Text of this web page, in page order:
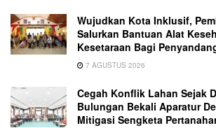
Wujudkan Kota Inklusif,
Salurkan Bantuan Alat
Kesetaraan Bagi
7 AGUSTUS 2026
Cegah Konflik Lahan Sejak
Bulungan Bekali Aparatur
Mitigasi Sengketa